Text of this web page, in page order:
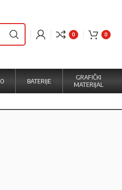
0 0
BATERIJE
GRAFIČKI
MATERIJAL